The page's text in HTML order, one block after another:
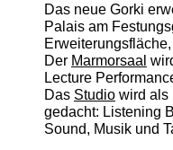
Das neue Gorki
Palais am
Der Marmorsaal
Lecture
Das Studiowird als
gedacht: Listening
Sound, Musik und